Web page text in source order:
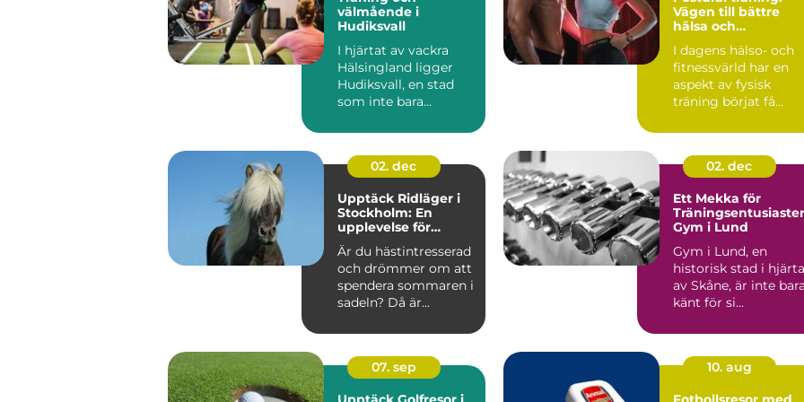
välmående i
Hudiksvall
I hjärtat av vackra
Hälsingland ligger
Hudiksvall, en stad
som inte bara
Vägen till bättre
hälsa och
I dagens hälso- och
fitnessvärld har en
aspekt av fysisk
träning börjat få...
02. dec
Upptäck Ridläger i
Stockholm: En
upplevelse för
Är du hästintresserad
och drömmer om att
spendera sommaren i
sadeln? Då är...
02. dec
Ett Mekka för
Gym i Lund
Gym i Lund, en
historisk stad i
av Skåne, är inte bara
känt för si...
07. sep
10. aug